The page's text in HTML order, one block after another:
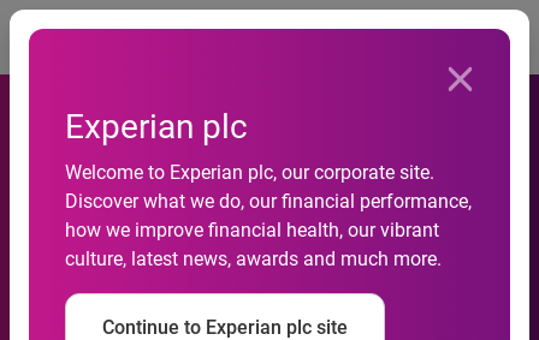
Experian plc
Welcome to Experian plc, our corporate site.
Discover what we do, our financial performance,
how we improve financial health, our vibrant
culture, latest news, awards and much more.
Continue to Experian plc site
Ortensa Pere Cerci, Experian
Türkiye Analitik Birimi Lideri
Oldu